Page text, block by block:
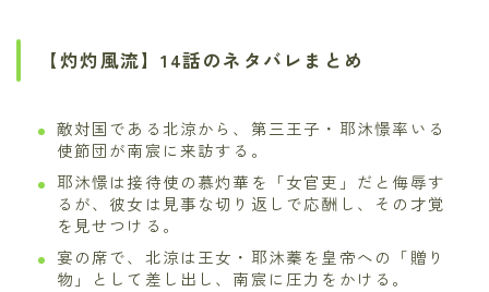
【灼灼風流】14話のネタバレまとめ
敵対国である北涼から、第三王子・耶沐憬率いる
使節団が南宸に来訪する。
耶沐憬は接待使の慕灼華を「女官吏」だと侮辱す
るが、彼女は見事な切り返しで応酬し、その才覚
を見せつける。
宴の席で、北涼は王女・耶沐蓁を皇帝への「贈り
物」として差し出し、南宸に圧力をかける。